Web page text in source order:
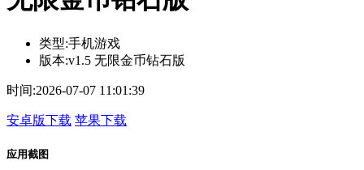
类型:手机游戏
版本:v1.5 无限金币钻石版
时间:2026-07-07 11:01:39
安卓版下载 苹果下载
应用截图